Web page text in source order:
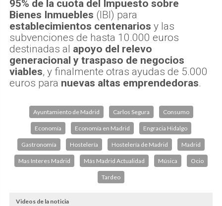
95% de la cuota del Impuesto sobre
Bienes Inmuebles (IBI) para
establecimientos centenarios y las
subvenciones de hasta 10.000 euros
destinadas al apoyo del relevo
generacional y traspaso de negocios
viables, y finalmente otras ayudas de 5.000
euros para nuevas altas emprendedoras.
Ayuntamiento de Madrid Carlos Segura Consumo
Economía Economía en Madrid Engracia Hidalgo
Gastronomía Hostelería Hostelería de Madrid Madrid
Mas Interes Madrid Más Madrid Actualidad Música Ocio
Tardeo
Videos de la noticia